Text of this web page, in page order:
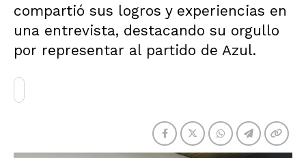
compartió sus logros y experiencias en
una entrevista, destacando su orgullo
por representar al partido de Azul.